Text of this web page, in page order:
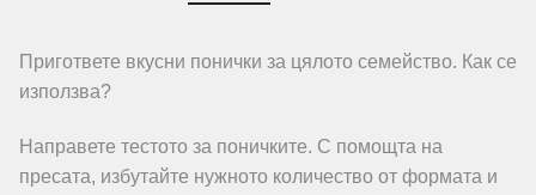
Пригответе вкусни понички за цялото семейство. Как се
използва?
Направете тестото за поничките. С помощта на
пресата, избутайте нужното количество от формата и